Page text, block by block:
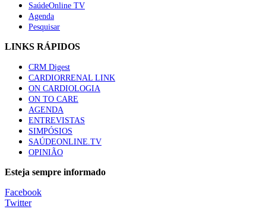
Trodelvy aprovado para primeira linha no cancro da
61 visualizações
Especialistas defendem mais potássio na alimentação para
57 visualizações
MAIS NOTÍCIAS
Sindicato diz que nova carreira de médicos dentistas reforça
SaúdeOnline TV
Agenda
Pesquisar
LINKS RÁPIDOS
CRM Digest
CARDIORRENAL LINK
ON CARDIOLOGIA
ON TO CARE
AGENDA
ENTREVISTAS
SIMPÓSIOS
SAÚDEONLINE.TV
OPINIÃO
Esteja sempre informado
Facebook
Twitter